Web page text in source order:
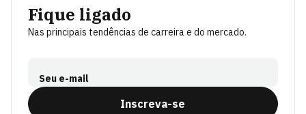
Fique ligado
Nas principais tendências de carreira e do mercado.
Seu e-mail
Inscreva-se